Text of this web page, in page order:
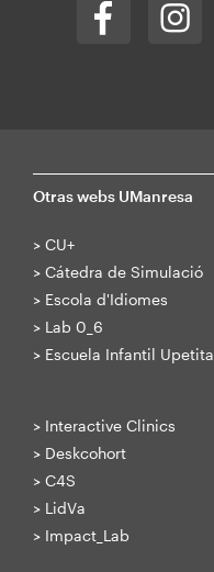
Otras webs UManresa
> CU+
> Cátedra de Simulació
> Escola d'Idiomes
> Lab 0_6
> Escuela Infantil Upetita
> Interactive Clinics
> Deskcohort
> C4S
> LidVa
> Impact_Lab